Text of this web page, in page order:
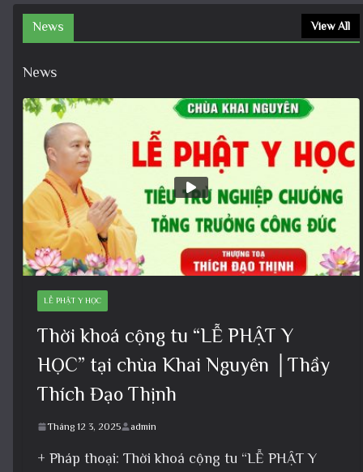
News View All
News
LỄ PHẬT Y HỌC
Thời khoá cộng tu “LỄ PHẬT Y
HỌC” tại chùa Khai Nguyên │Thầy
Thích Đạo Thịnh
Tháng 12 3, 2025 admin
+ Pháp thoại: Thời khoá cộng tu “LỄ PHẬT Y